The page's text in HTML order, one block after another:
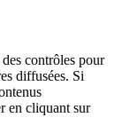
contrôles pour
diffusées. Si
en cliquant sur